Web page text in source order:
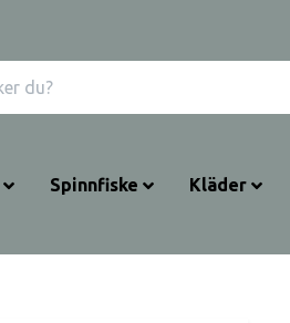
Spinnfiske Kläder